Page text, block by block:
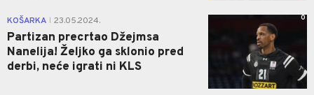
KOŠARKA 23.05.2024.
Partizan precrtao Džejmsa
Nanelija! Željko ga sklonio pred
derbi, neće igrati ni KLS
0